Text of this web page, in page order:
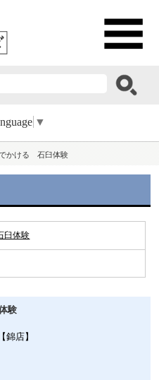
▼
かける 石臼体験
臼体験
験
店】